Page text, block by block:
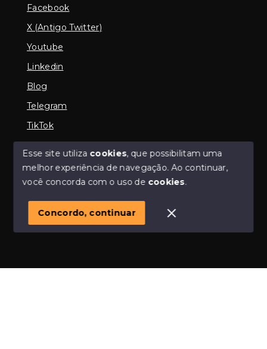
Facebook
X (Antigo Twitter)
Youtube
Linkedin
Blog
Telegram
TikTok
© Copyright 2026 - Imobiliária em Araguari | iMartins |
imobiliária Araguari | Financiamento Imobiliário -
SITE PARA IMOBILIARIA
Esse site utiliza cookies, que possibilitam uma
melhor experiência de navegação.Ao continuar,
você concorda com o uso de cookies.
Concordo, continuar